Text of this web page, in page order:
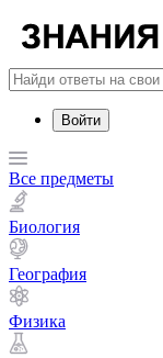
Войти
Все предметы
Биология
География
Физика